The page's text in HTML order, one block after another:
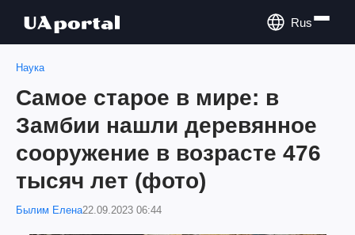
Rus
Наука
Самое старое в мире: в
Замбии нашли деревянное
сооружение в возрасте 476
тысяч лет (фото)
Былим Елена22.09.2023 06:44